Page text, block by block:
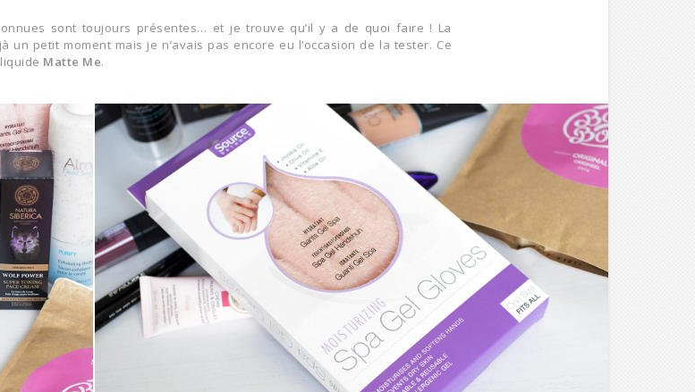
sont toujours présentes… et je trouve qu’il y a de quoi faire ! La
petit moment mais je n’avais pas encore eu l’occasion de la tester. Ce
Matte Me.